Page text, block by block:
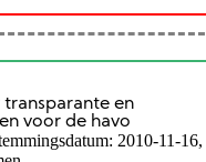
en
voor de havo
2010-11-16,